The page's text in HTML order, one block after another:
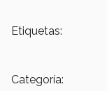
Etiquetas:
Categoría: